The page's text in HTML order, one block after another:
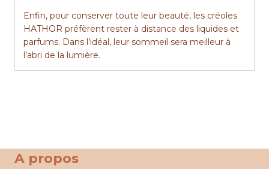
Enfin, pour conserver toute leur beauté, les créoles
HATHOR préfèrent rester à distance des liquides et
parfums. Dans l’idéal, leur sommeil sera meilleur à
l’abri de la lumière.
A propos